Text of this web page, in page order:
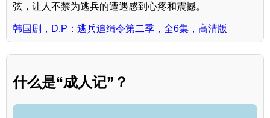
弦，让人不禁为逃兵的遭遇感到心疼和震撼。
韩国剧，D.P：逃兵追缉令第二季，全6集，高清版
什么是“成人记”？